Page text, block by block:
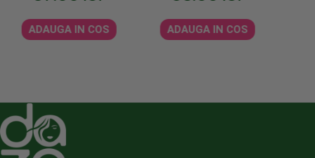
ADAUGA IN COS ADAUGA IN COS